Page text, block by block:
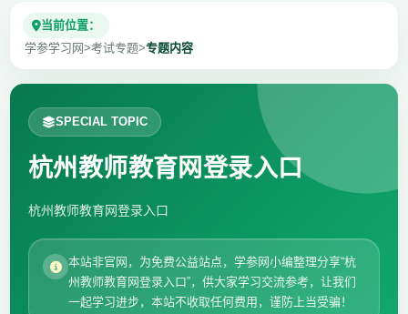
当前位置：
学参学习网>考试专题>专题内容
SPECIAL TOPIC
杭州教师教育网登录入口
杭州教师教育网登录入口
本站非官网，为免费公益站点，学参网小编整理分享“杭
州教师教育网登录入口”，供大家学习交流参考，让我们
一起学习进步，本站不收取任何费用，谨防上当受骗！